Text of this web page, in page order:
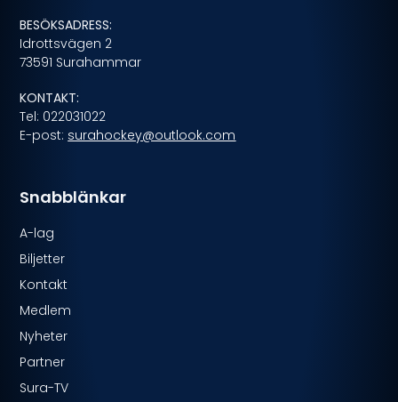
Snabblänkar
A-lag
Biljetter
Kontakt
Medlem
Nyheter
Partner
Sura-TV
BESÖKSADRESS:
Idrottsvägen 2
73591 Surahammar
KONTAKT:
Tel: 022031022
E-post: surahockey@outlook.com